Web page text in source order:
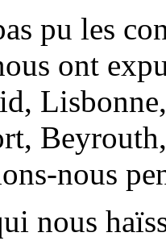
pu les
ont
nous
nous